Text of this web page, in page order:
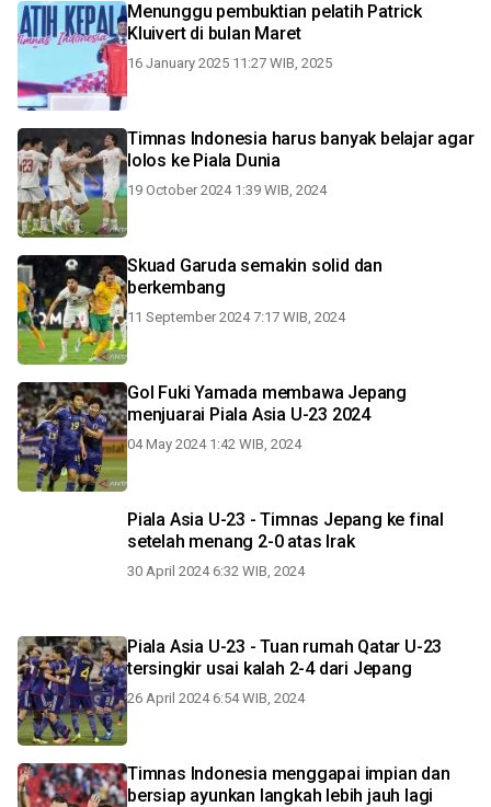
Menunggu pembuktian pelatih Patrick
Kluivert di bulan Maret
16 January 2025 11:27 WIB, 2025
Timnas Indonesia harus banyak belajar agar
lolos ke Piala Dunia
19 October 2024 1:39 WIB, 2024
Skuad Garuda semakin solid dan
berkembang
11 September 2024 7:17 WIB, 2024
Gol Fuki Yamada membawa Jepang
menjuarai Piala Asia U-23 2024
04 May 2024 1:42 WIB, 2024
Piala Asia U-23 - Timnas Jepang ke final
setelah menang 2-0 atas Irak
30 April 2024 6:32 WIB, 2024
Piala Asia U-23 - Tuan rumah Qatar U-23
tersingkir usai kalah 2-4 dari Jepang
26 April 2024 6:54 WIB, 2024
Timnas Indonesia menggapai impian dan
bersiap ayunkan langkah lebih jauh lagi